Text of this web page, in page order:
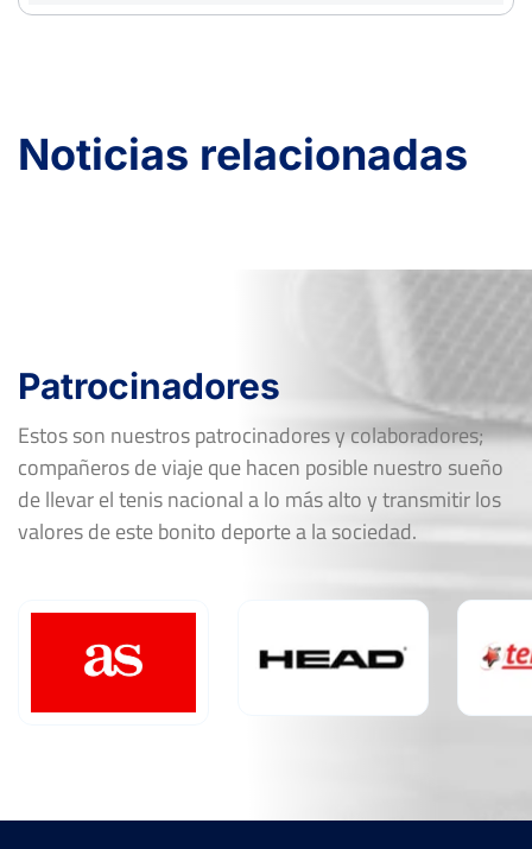
Tierra
Noticias relacionadas
Patrocinadores
Estos son nuestros patrocinadores y colaboradores;
compañeros de viaje que hacen posible nuestro sueño
de llevar el tenis nacional a lo más alto y transmitir los
valores de este bonito deporte a la sociedad.